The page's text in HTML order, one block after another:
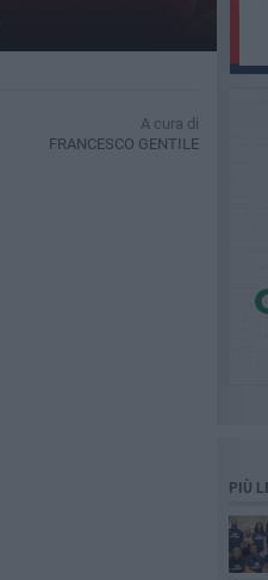
A cura di
FRANCESCO GENTILE
PIÙ